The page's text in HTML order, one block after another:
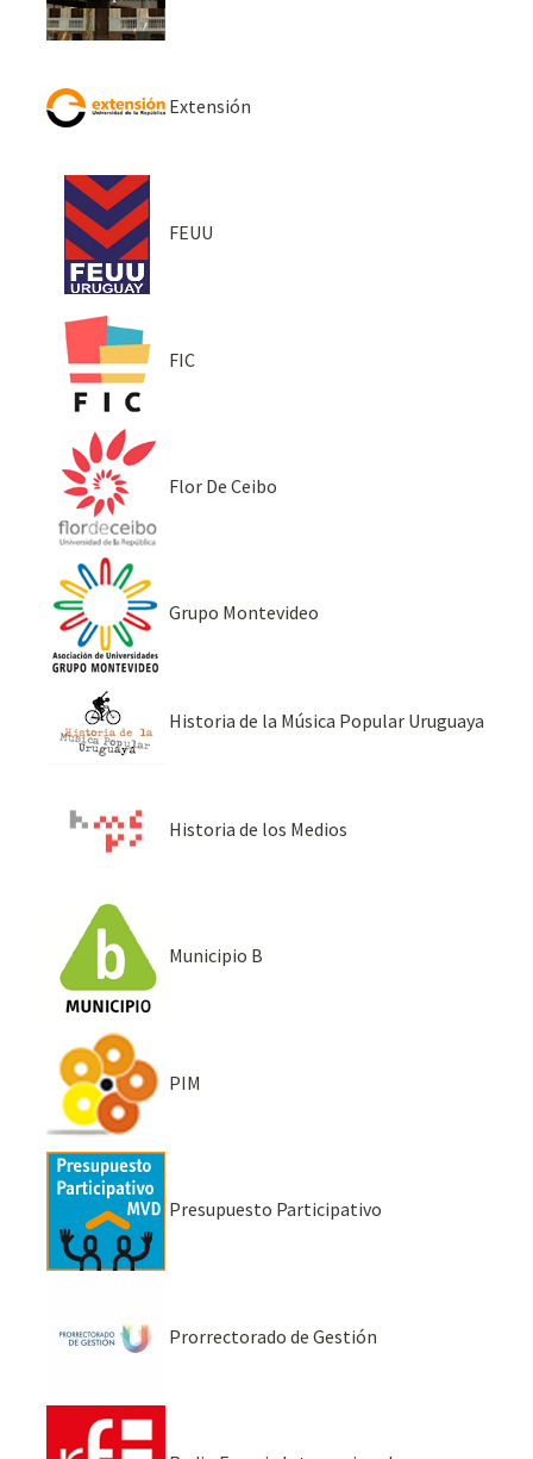
Extensión
FEUU
FIC
Flor De Ceibo
Grupo Montevideo
Historia de la Música Popular Uruguaya
Historia de los Medios
Municipio B
PIM
Presupuesto Participativo
Prorrectorado de Gestión